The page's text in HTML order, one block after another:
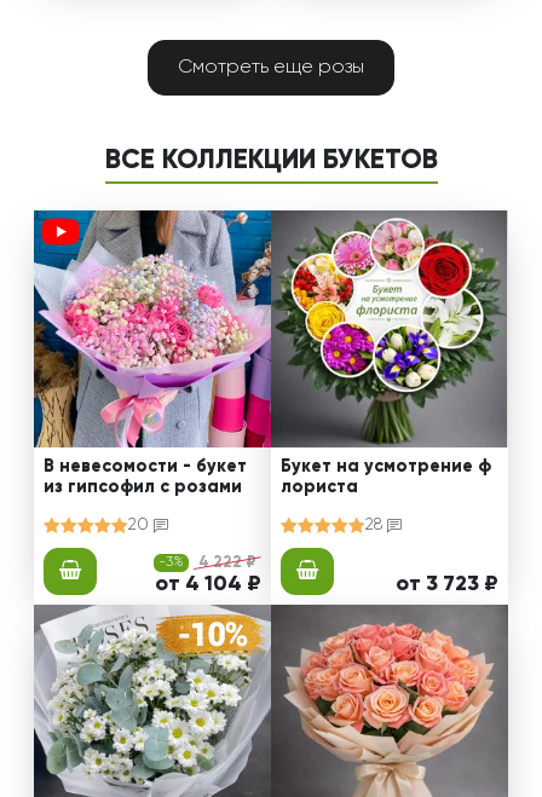
Смотреть еще розы
ВСЕ КОЛЛЕКЦИИ БУКЕТОВ
В невесомости - букет
из гипсофил с розами
20
-3% 4 222 ₽
от 4 104 ₽
Букет на усмотрение ф
лориста
28
от 3 723 ₽